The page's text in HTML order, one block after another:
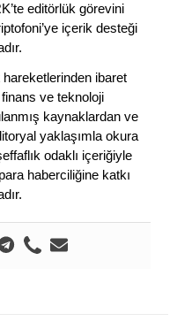
editörlük görevini
içerik desteği
hareketlerinden ibaret
finans ve teknoloji
kaynaklardan ve
yaklaşımla okura
odaklı içeriğiyle
haberciliğine katkı